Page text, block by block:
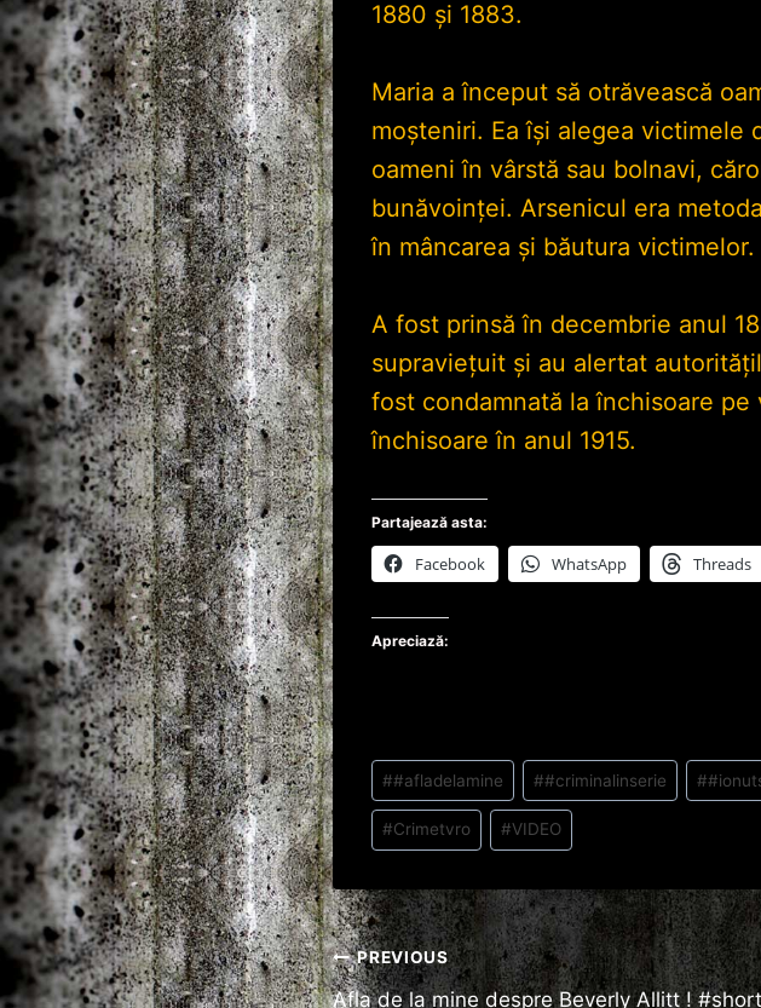
1880 și 1883.
Maria a început să otrăvească
moșteniri. Ea își alegea victimele
oameni în vârstă sau bolnavi,
bunăvoinței. Arsenicul era
în mâncarea și băutura victimelor.
A fost prinsă în decembrie anul
supraviețuit și au alertat
fost condamnată la închisoare pe
închisoare în anul 1915.
Partajează asta:
Facebook WhatsApp Threads
Apreciază:
Post
Tags:
##afladelamine ##criminalinserie #
#Crimetvro #VIDEO
Navigare
PREVIOUS
Afla de la mine despre Beverly Allitt !